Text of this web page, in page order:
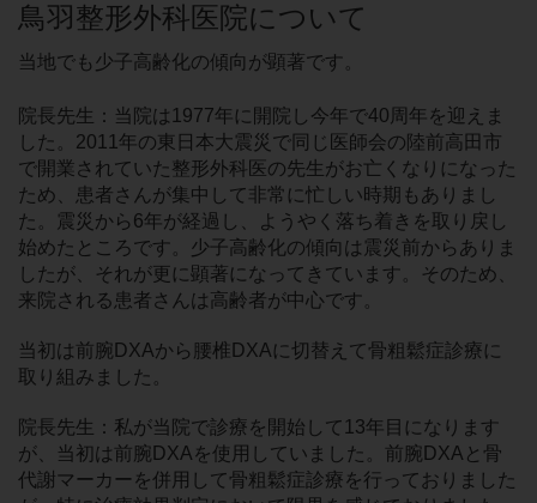
鳥羽整形外科医院について
当地でも少子高齢化の傾向が顕著です。
院長先生：当院は1977年に開院し今年で40周年を迎えま
した。2011年の東日本大震災で同じ医師会の陸前高田市
で開業されていた整形外科医の先生がお亡くなりになった
ため、患者さんが集中して非常に忙しい時期もありまし
た。震災から6年が経過し、ようやく落ち着きを取り戻し
始めたところです。少子高齢化の傾向は震災前からありま
したが、それが更に顕著になってきています。そのため、
来院される患者さんは高齢者が中心です。
当初は前腕DXAから腰椎DXAに切替えて骨粗鬆症診療に
取り組みました。
院長先生：私が当院で診療を開始して13年目になります
が、当初は前腕DXAを使用していました。前腕DXAと骨
代謝マーカーを併用して骨粗鬆症診療を行っておりました